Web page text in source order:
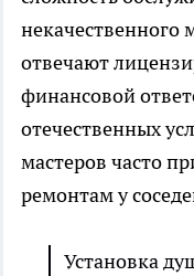
некачественного
отвечают
финансовой
отечественных
мастеров часто
ремонтам у
Установка